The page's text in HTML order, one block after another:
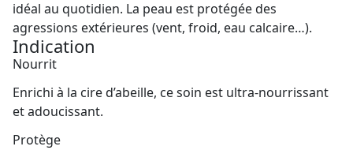
idéal au quotidien. La peau est protégée des
agressions extérieures (vent, froid, eau calcaire…).
Indication
Nourrit
Enrichi à la cire d’abeille, ce soin est ultra-nourrissant
et adoucissant.
Protège